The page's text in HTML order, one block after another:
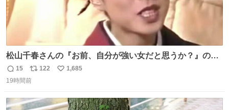
松山千春さんの『お前、自分が強い女だと思うか？』の一
言で… 中森明菜さんが思わず本音をこぼす瞬間😭
返
信
15
リ
ポ
ト
122
い
数
1,685
19時間前